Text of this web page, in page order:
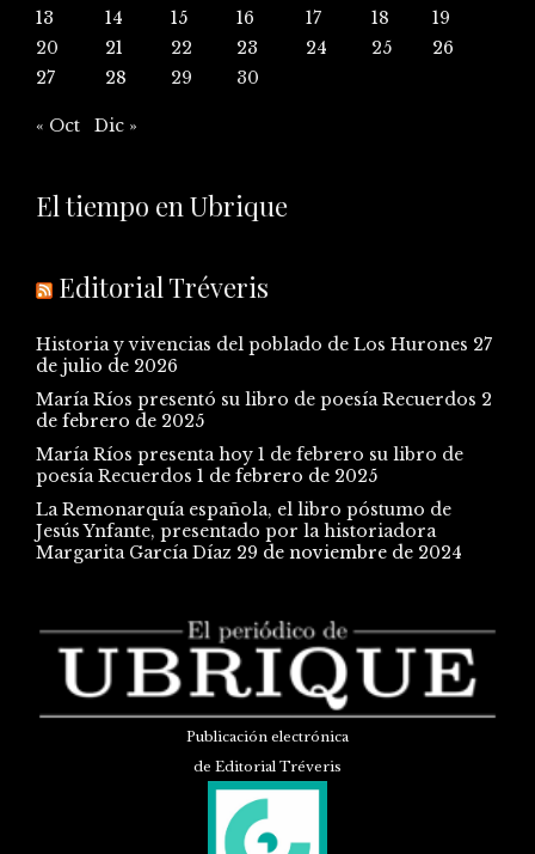
13
14 15 16 17 18
19
20
21 22 23 24 25
26
27
28 29 30
« Oct Dic »
El tiempo en Ubrique
Editorial Tréveris
Historia y vivencias del poblado de Los Hurones 27
de julio de 2026
María Ríos presentó su libro de poesía Recuerdos 2
de febrero de 2025
María Ríos presenta hoy 1 de febrero su libro de
poesía Recuerdos 1 de febrero de 2025
La Remonarquía española, el libro póstumo de
Jesús Ynfante, presentado por la historiadora
Margarita García Díaz 29 de noviembre de 2024
Publicación electrónica
de Editorial Tréveris